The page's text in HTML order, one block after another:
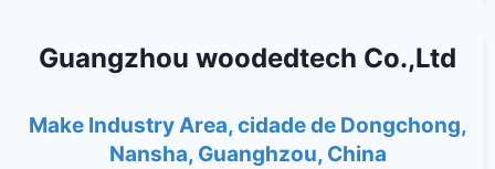
Guangzhou woodedtech Co.,Ltd
Make Industry Area, cidade de Dongchong,
Nansha, Guanghzou, China